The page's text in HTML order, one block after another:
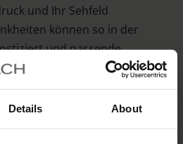
Details About
und Ihr Sehfeld
können so in der
und passende
eingeleitet werden.